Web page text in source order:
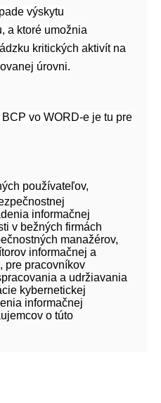
výskytu
a ktoré umožnia
kritických aktivít na
úrovni.
vo WORD-e je tu pre
používateľov,
informačnej
v bežných firmách
manažérov,
informačnej a
pre pracovníkov
a udržiavania
kybernetickej
informačnej
o túto